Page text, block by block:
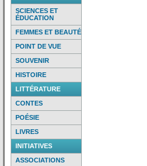
SCIENCES ET
ÉDUCATION
FEMMES ET BEAUTÉ
POINT DE VUE
SOUVENIR
HISTOIRE
LITTÉRATURE
CONTES
POÉSIE
LIVRES
INITIATIVES
ASSOCIATIONS